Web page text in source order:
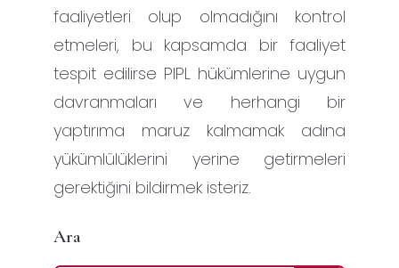
faaliyetleri olup olmadığını kontrol
etmeleri, bu kapsamda bir faaliyet
tespit edilirse PIPL hükümlerine uygun
davranmaları ve herhangi bir
yaptırıma maruz kalmamak adına
yükümlülüklerini yerine getirmeleri
gerektiğini bildirmek isteriz.
Ara